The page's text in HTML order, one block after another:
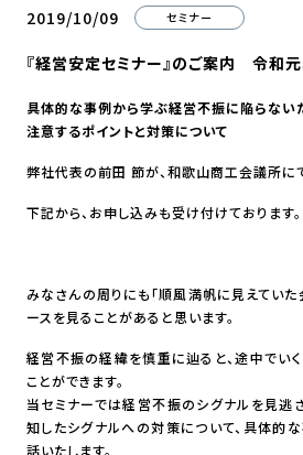
2019/10/09 セミナー
『経営安定セミナー』のご案内 令和
具体的な事例から学ぶ経営不振に陥らない
注意するポイントと対策について
弊社代表の前田 節が、和歌山商工会議所に
下記から、お申し込みも受け付けております。
みなさんの周りにも「順風満帆に見えていた
ースを見ることがあると思います。
経営不振の経緯を慎重に辿ると、途中でい
ことができます。
当セミナーでは経営不振のシグナルを見逃
知したシグナルへの対策について、具体的
話いたします。